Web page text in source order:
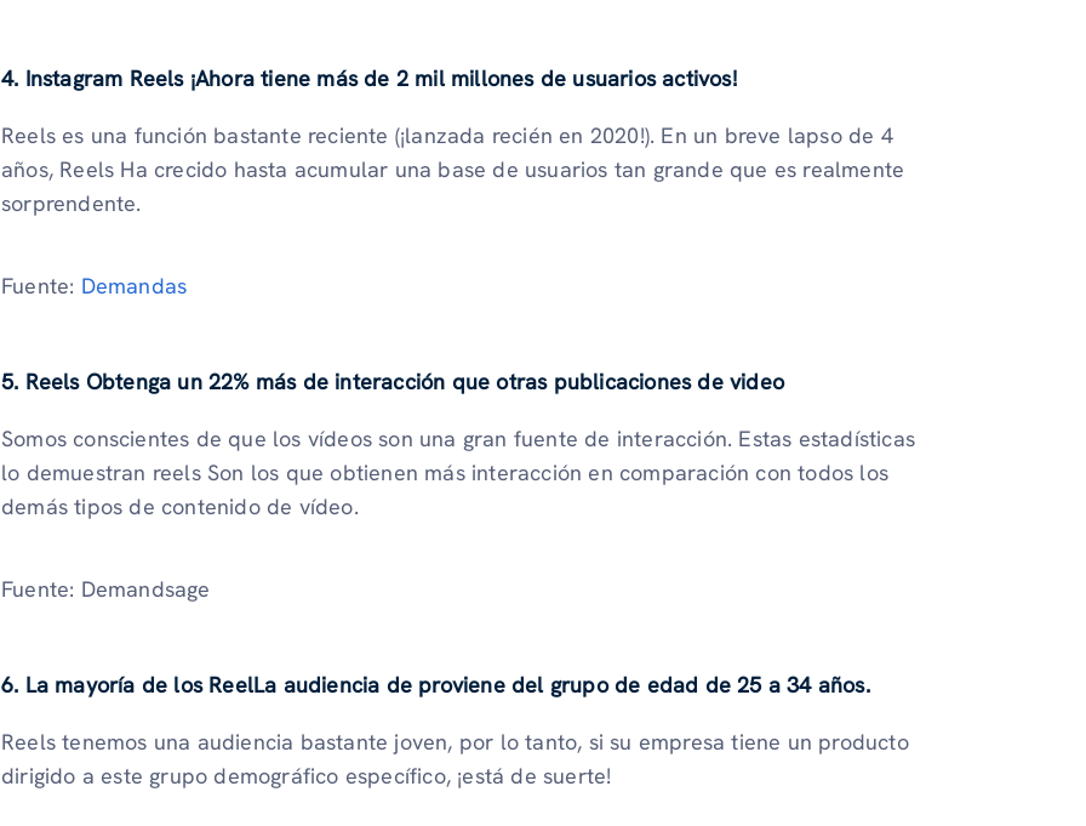
4. Instagram Reels ¡Ahora tiene más de 2 mil millones de usuarios activos!
Reels es una función bastante reciente (¡lanzada recién en 2020!). En un breve lapso de 4
años, Reels Ha crecido hasta acumular una base de usuarios tan grande que es realmente
sorprendente.
Fuente: Demandas
5. Reels Obtenga un 22% más de interacción que otras publicaciones de video
Somos conscientes de que los vídeos son una gran fuente de interacción. Estas estadísticas
lo demuestran reels Son los que obtienen más interacción en comparación con todos los
demás tipos de contenido de vídeo.
Fuente: Demandsage
6. La mayoría de los ReelLa audiencia de proviene del grupo de edad de 25 a 34 años.
Reels tenemos una audiencia bastante joven, por lo tanto, si su empresa tiene un producto
dirigido a este grupo demográfico específico, ¡está de suerte!